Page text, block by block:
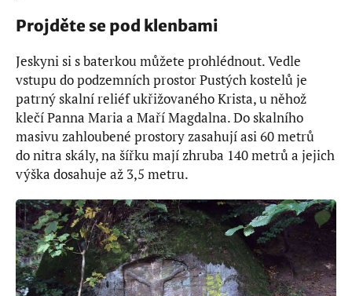
Projděte se pod klenbami
Jeskyni si s baterkou můžete prohlédnout. Vedle
vstupu do podzemních prostor Pustých kostelů je
patrný skalní reliéf ukřižovaného Krista, u něhož
klečí Panna Maria a Maří Magdalna. Do skalního
masivu zahloubené prostory zasahují asi 60 metrů
do nitra skály, na šířku mají zhruba 140 metrů a jejich
výška dosahuje až 3,5 metru.